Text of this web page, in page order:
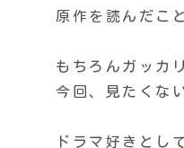
原作を読んだこ
もちろんガッカ
今回、見たくな
ドラマ好きとし